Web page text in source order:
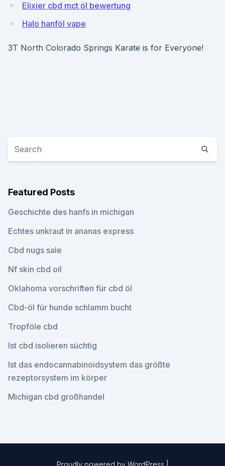
Elixier cbd mct öl bewertung
Halo hanföl vape
3T North Colorado Springs Karate is for Everyone!
Featured Posts
Geschichte des hanfs in michigan
Echtes unkraut in ananas express
Cbd nugs sale
Nf skin cbd oil
Oklahoma vorschriften für cbd öl
Cbd-öl für hunde schlamm bucht
Tropföle cbd
Ist cbd isolieren süchtig
Ist das endocannabinoidsystem das größte
rezeptorsystem im körper
Michigan cbd großhandel
Proudly powered by WordPress